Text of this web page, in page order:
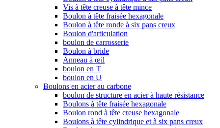
Vis à tête creuse à tête mince
Boulon à tête fraisée hexagonale
Boulon à tête ronde à six pans creux
Boulon d'articulation
boulon de carrosserie
Boulon à bride
Anneau à œil
boulon en T
boulon en U
Boulons en acier au carbone
boulon de structure en acier à haute résistance
Boulons à tête fraisée hexagonale
Boulon rond à tête creuse hexagonale
Boulons à tête cylindrique et à six pans creux